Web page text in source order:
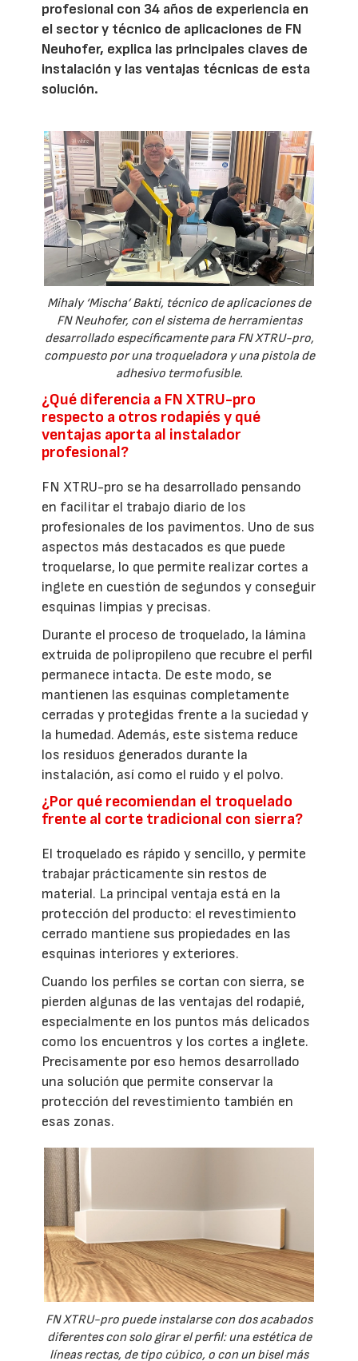
profesional con 34 años de experiencia en
el sector y técnico de aplicaciones de FN
Neuhofer, explica las principales claves de
instalación y las ventajas técnicas de esta
solución.
Mihaly ‘Mischa’ Bakti, técnico de aplicaciones de
FN Neuhofer, con el sistema de herramientas
desarrollado específicamente para FN XTRU-pro,
compuesto por una troqueladora y una pistola de
adhesivo termofusible.
¿Qué diferencia a FN XTRU-pro
respecto a otros rodapiés y qué
ventajas aporta al instalador
profesional?
FN XTRU-pro se ha desarrollado pensando
en facilitar el trabajo diario de los
profesionales de los pavimentos. Uno de sus
aspectos más destacados es que puede
troquelarse, lo que permite realizar cortes a
inglete en cuestión de segundos y conseguir
esquinas limpias y precisas.
Durante el proceso de troquelado, la lámina
extruida de polipropileno que recubre el perfil
permanece intacta. De este modo, se
mantienen las esquinas completamente
cerradas y protegidas frente a la suciedad y
la humedad. Además, este sistema reduce
los residuos generados durante la
instalación, así como el ruido y el polvo.
¿Por qué recomiendan el troquelado
frente al corte tradicional con sierra?
El troquelado es rápido y sencillo, y permite
trabajar prácticamente sin restos de
material. La principal ventaja está en la
protección del producto: el revestimiento
cerrado mantiene sus propiedades en las
esquinas interiores y exteriores.
Cuando los perfiles se cortan con sierra, se
pierden algunas de las ventajas del rodapié,
especialmente en los puntos más delicados
como los encuentros y los cortes a inglete.
Precisamente por eso hemos desarrollado
una solución que permite conservar la
protección del revestimiento también en
esas zonas.
FN XTRU-pro puede instalarse con dos acabados
diferentes con solo girar el perfil: una estética de
líneas rectas, de tipo cúbico, o con un bisel más